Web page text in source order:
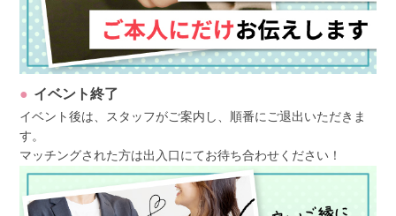
イベント終了
イベント後は、スタッフがご案内し、順番にご退出いただきま
す。
マッチングされた方は出入口にてお待ち合わせください！